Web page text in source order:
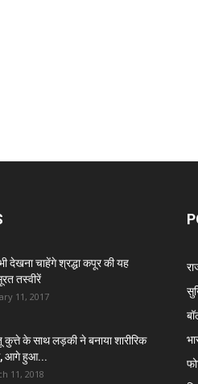
देखना चाहेंगे श्रद्धा कपूर की यह
तस्वीरें
11, 2017
कुत्ते के साथ लड़की ने बनाया शारीरिक
आगे हुआ...
11, 2018